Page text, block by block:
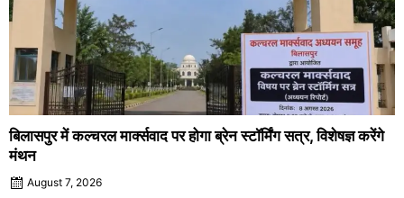
बिलासपुर में कल्चरल मार्क्सवाद पर होगा ब्रेन स्टॉर्मिंग सत्र, विशेषज्ञ करेंगे
मंथन
August 7, 2026